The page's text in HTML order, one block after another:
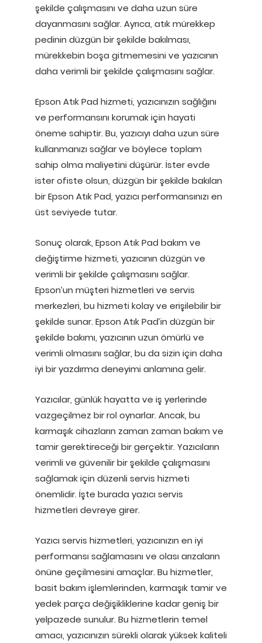
şekilde çalışmasını ve daha uzun süre
dayanmasını sağlar. Ayrıca, atık mürekkep
pedinin düzgün bir şekilde bakılması,
mürekkebin boşa gitmemesini ve yazıcının
daha verimli bir şekilde çalışmasını sağlar.
Epson Atık Pad hizmeti, yazıcınızın sağlığını
ve performansını korumak için hayati
öneme sahiptir. Bu, yazıcıyı daha uzun süre
kullanmanızı sağlar ve böylece toplam
sahip olma maliyetini düşürür. İster evde
ister ofiste olsun, düzgün bir şekilde bakılan
bir Epson Atık Pad, yazıcı performansınızı en
üst seviyede tutar.
Sonuç olarak, Epson Atık Pad bakım ve
değiştirme hizmeti, yazıcının düzgün ve
verimli bir şekilde çalışmasını sağlar.
Epson’un müşteri hizmetleri ve servis
merkezleri, bu hizmeti kolay ve erişilebilir bir
şekilde sunar. Epson Atık Pad’in düzgün bir
şekilde bakımı, yazıcının uzun ömürlü ve
verimli olmasını sağlar, bu da sizin için daha
iyi bir yazdırma deneyimi anlamına gelir.
Yazıcılar, günlük hayatta ve iş yerlerinde
vazgeçilmez bir rol oynarlar. Ancak, bu
karmaşık cihazların zaman zaman bakım ve
tamir gerektireceği bir gerçektir. Yazıcıların
verimli ve güvenilir bir şekilde çalışmasını
sağlamak için düzenli servis hizmeti
önemlidir. İşte burada yazıcı servis
hizmetleri devreye girer.
Yazıcı servis hizmetleri, yazıcınızın en iyi
performansı sağlamasını ve olası arızaların
önüne geçilmesini amaçlar. Bu hizmetler,
basit bakım işlemlerinden, karmaşık tamir ve
yedek parça değişikliklerine kadar geniş bir
yelpazede sunulur. Bu hizmetlerin temel
amacı, yazıcınızın sürekli olarak yüksek kaliteli